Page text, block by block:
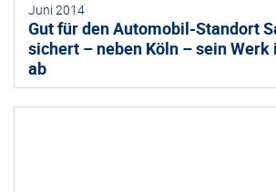
Juni 2014
Gut für den Automobil-Standort
sichert – neben Köln – sein Werk
ab